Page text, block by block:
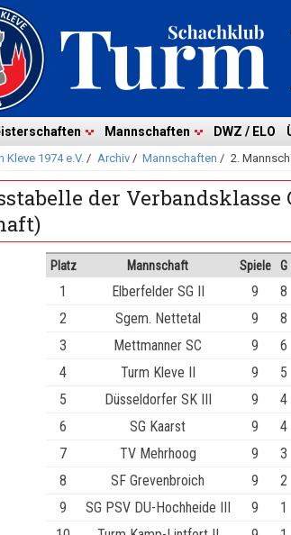
Mannschaften DWZ / ELO
Kleve 1974 e.V./ Archiv/ Mannschaften / 2.
der Verbandsklasse
Platz Mannschaft Spiele G
1 Elberfelder SG II 9 8
2
Sgem. Nettetal 9 8
3
Mettmanner SC 9 6
4
Turm Kleve II 9 5
5
Düsseldorfer SK III 9 4
6
SG Kaarst 9 4
7
TV Mehrhoog 9 3
8
SF Grevenbroich 9 2
9
SG PSV DU-Hochheide III 9 1